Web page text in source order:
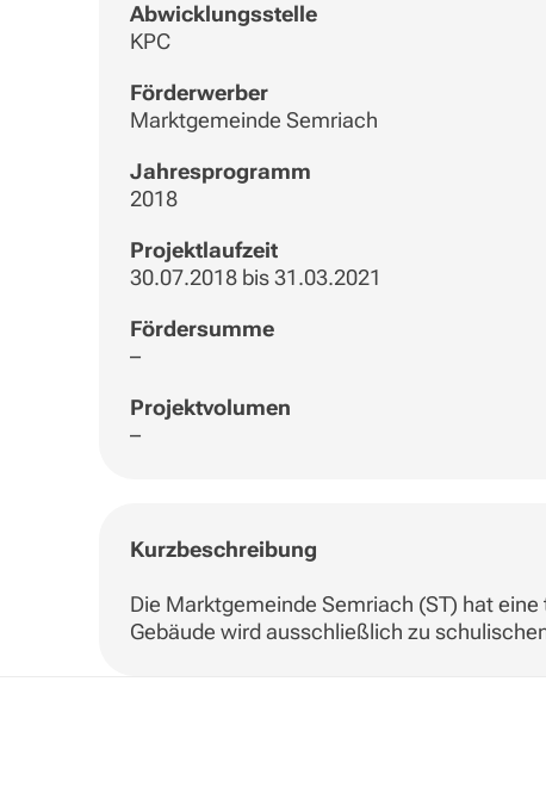
Abwicklungsstelle
KPC
Förderwerber
Marktgemeinde Semriach
Jahresprogramm
2018
Projektlaufzeit
30.07.2018 bis 31.03.2021
Fördersumme
–
Projektvolumen
–
Kurzbeschreibung
Die Marktgemeinde Semriach (ST) hat
Gebäude wird ausschließlich zu